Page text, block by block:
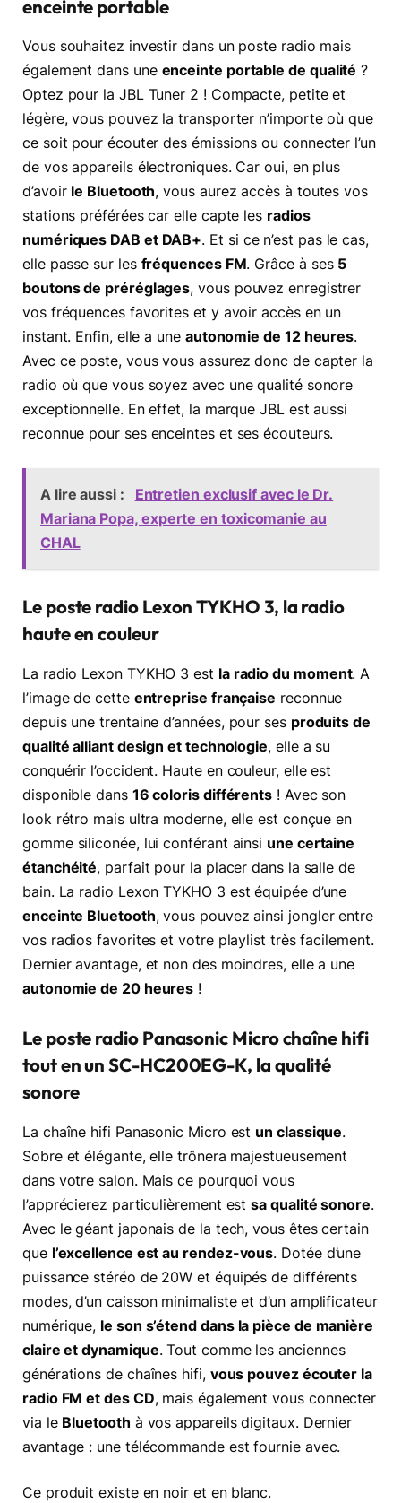
enceinte portable
Vous souhaitez investir dans un poste radio mais
également dans une enceinte portable de qualité ?
Optez pour la JBL Tuner 2 ! Compacte, petite et
légère, vous pouvez la transporter n’importe où que
ce soit pour écouter des émissions ou connecter l’un
de vos appareils électroniques. Car oui, en plus
d’avoir le Bluetooth, vous aurez accès à toutes vos
stations préférées car elle capte les radios
numériques DAB et DAB+. Et si ce n’est pas le cas,
elle passe sur les fréquences FM. Grâce à ses 5
boutons de préréglages, vous pouvez enregistrer
vos fréquences favorites et y avoir accès en un
instant. Enfin, elle a une autonomie de 12 heures.
Avec ce poste, vous vous assurez donc de capter la
radio où que vous soyez avec une qualité sonore
exceptionnelle. En effet, la marque JBL est aussi
reconnue pour ses enceintes et ses écouteurs.
A lire aussi :
Entretien exclusif avec le Dr.
Mariana Popa, experte en toxicomanie au
CHAL
Le poste radio Lexon TYKHO 3, la radio
haute en couleur
La radio Lexon TYKHO 3 est la radio du moment. A
l’image de cette entreprise française reconnue
depuis une trentaine d’années, pour ses produits de
qualité alliant design et technologie, elle a su
conquérir l’occident. Haute en couleur, elle est
disponible dans 16 coloris différents ! Avec son
look rétro mais ultra moderne, elle est conçue en
gomme siliconée, lui conférant ainsi une certaine
étanchéité, parfait pour la placer dans la salle de
bain. La radio Lexon TYKHO 3 est équipée d’une
enceinte Bluetooth, vous pouvez ainsi jongler entre
vos radios favorites et votre playlist très facilement.
Dernier avantage, et non des moindres, elle a une
autonomie de 20 heures !
Le poste radio Panasonic Micro chaîne hifi
tout en un SC-HC200EG-K, la qualité
sonore
La chaîne hifi Panasonic Micro est un classique.
Sobre et élégante, elle trônera majestueusement
dans votre salon. Mais ce pourquoi vous
l’apprécierez particulièrement estsa qualité sonore.
Avec le géant japonais de la tech, vous êtes certain
que l’excellence est au rendez-vous. Dotée d’une
puissance stéréo de 20W et équipés de différents
modes, d’un caisson minimaliste et d’un amplificateur
numérique, le son s’étend dans la pièce de manière
claire et dynamique. Tout comme les anciennes
générations de chaînes hifi, vous pouvez écouter la
radio FM et des CD, mais également vous connecter
via le Bluetooth à vos appareils digitaux. Dernier
avantage : une télécommande est fournie avec.
Ce produit existe en noir et en blanc.